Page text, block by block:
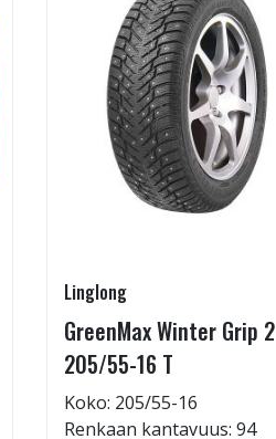
Linglong
GreenMax Winter Grip 2
205/55-16 T
Koko: 205/55-16
Renkaan kantavuus: 94